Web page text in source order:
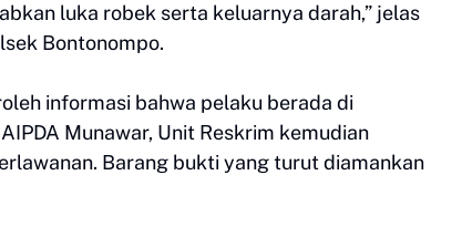
luka robek serta keluarnya darah,” jelas
Bontonompo.
informasi bahwa pelaku berada di
Munawar, Unit Reskrim kemudian
Barang bukti yang turut diamankan